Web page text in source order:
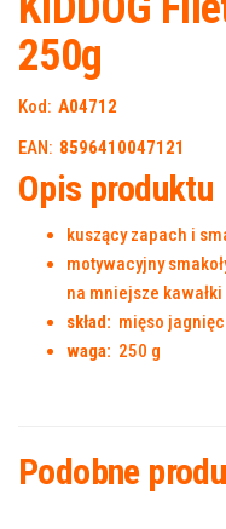
250g
Kod: A04712
EAN: 8596410047121
Opis produktu
kuszący zapach i
motywacyjny
na mniejsze kawałki
skład: mięso
waga: 250 g
Podobne